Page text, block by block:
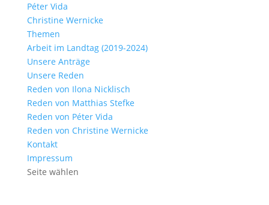
Péter Vida
Christine Wernicke
Themen
Arbeit im Landtag (2019-2024)
Unsere Anträge
Unsere Reden
Reden von Ilona Nicklisch
Reden von Matthias Stefke
Reden von Péter Vida
Reden von Christine Wernicke
Kontakt
Impressum
Seite wählen